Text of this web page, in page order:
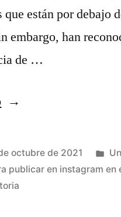
que están por debajo
embargo, han
de …
«camisetas
nba»
octubre de 2021
en
publicar en instagram en